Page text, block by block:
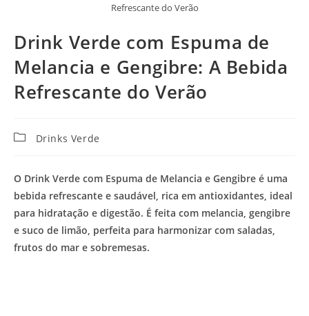
Refrescante do Verão
Drink Verde com Espuma de
Melancia e Gengibre: A Bebida
Refrescante do Verão
CategoriaDrinks Verde
O Drink Verde com Espuma de Melancia e Gengibre é uma
bebida refrescante e saudável, rica em antioxidantes, ideal
para hidratação e digestão. É feita com melancia, gengibre
e suco de limão, perfeita para harmonizar com saladas,
frutos do mar e sobremesas.